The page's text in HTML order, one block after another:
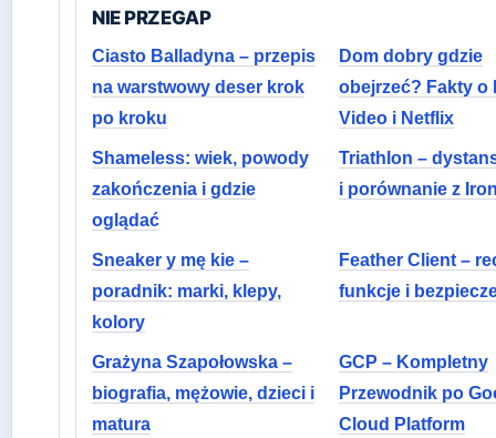
NIE PRZEGAP
Ciasto Balladyna – przepis
na warstwowy deser krok
po kroku
Dom dobry gdzie
obejrzeć? Fakty o
Video i Netflix
Shameless: wiek, powody
zakończenia i gdzie
oglądać
Triathlon –
i porównanie z
Sneaker y mę kie –
poradnik: marki, klepy,
kolory
Feather Client –
funkcje i
Grażyna Szapołowska –
biografia, mężowie, dzieci i
matura
GCP – Kompletny
Przewodnik po
Cloud Platform